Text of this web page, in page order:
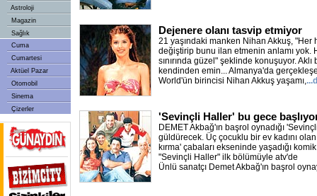
Astroloji
Magazin
Sağlık
Cuma
Cumartesi
Aktüel Pazar
Otomobil
Sinema
Çizerler
Dejenere olanı tasvip etmiyor
21 yaşındaki manken Nihan Akkuş, "Her
değiştirip bunu ilan etmenin anlamı yok.
sınırında güzel" şeklinde konuşuyor. Aklı
kendinden emin... Almanya'da
World'ün birincisi Nihan Akkuş yaşamı,
'Sevinçli Haller' bu gece
DEMET Akbağ'ın başrol oynadığı
güldürecek. Üç çocuklu bir ev kadını
kırma' çabaları ekseninde yaşadığı
"Sevinçli Haller" ilk bölümüyle atv'de
Ünlü sanatçı Demet Akbağ'ın başrol